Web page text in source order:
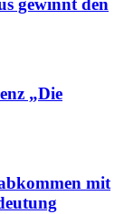
„Die
mit